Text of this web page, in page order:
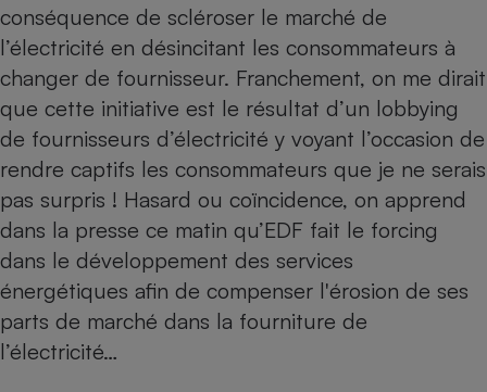
conséquence de scléroser le marché de
l’électricité en désincitant les consommateurs à
changer de fournisseur. Franchement, on me dirait
que cette initiative est le résultat d’un lobbying
de fournisseurs d’électricité y voyant l’occasion de
rendre captifs les consommateurs que je ne serais
pas surpris ! Hasard ou coïncidence, on apprend
dans la presse ce matin qu’EDF fait le forcing
dans le développement des services
énergétiques afin de compenser l'érosion de ses
parts de marché dans la fourniture de
l’électricité…